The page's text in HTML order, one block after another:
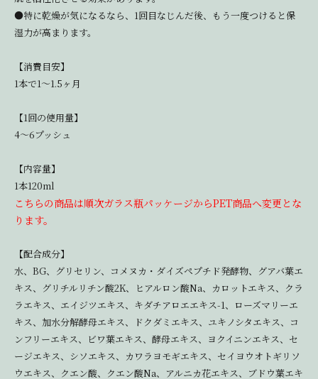
●特に乾燥が気になるなら、1回目なじんだ後、もう一度つけると保
湿力が高まります。
【消費目安】
1本で1～1.5ヶ月
【1回の使用量】
4～6プッシュ
【内容量】
1本120ml
こちらの商品は順次ガラス瓶パッケージからPET商品へ変更とな
ります。
【配合成分】
水、BG、グリセリン、コメヌカ・ダイズペプチド発酵物、グアバ葉エ
キス、グリチルリチン酸2K、ヒアルロン酸Na、カロットエキス、クラ
ラエキス、エイジツエキス、キダチアロエエキス-1、ローズマリーエ
キス、加水分解酵母エキス、ドクダミエキス、ユキノシタエキス、コ
ンフリーエキス、ビワ葉エキス、酵母エキス、ヨクイニンエキス、セ
ージエキス、シソエキス、カワラヨモギエキス、セイヨウオトギリソ
ウエキス、クエン酸、クエン酸Na、アルニカ花エキス、ブドウ葉エキ